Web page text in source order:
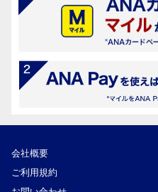
会社概要
ご利用規約